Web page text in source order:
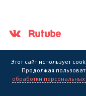
Государственное
Этот сайт использует
Продолжая
обработки